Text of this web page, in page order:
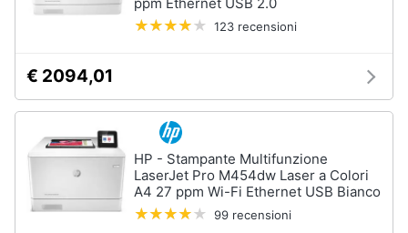
Sistema
Vedi
tutti
123 recensioni
€ 2094,01
HP - Stampante Multifunzione
LaserJet Pro M454dw Laser a Colori
A4 27 ppm Wi-Fi Ethernet USB Bianco
99 recensioni